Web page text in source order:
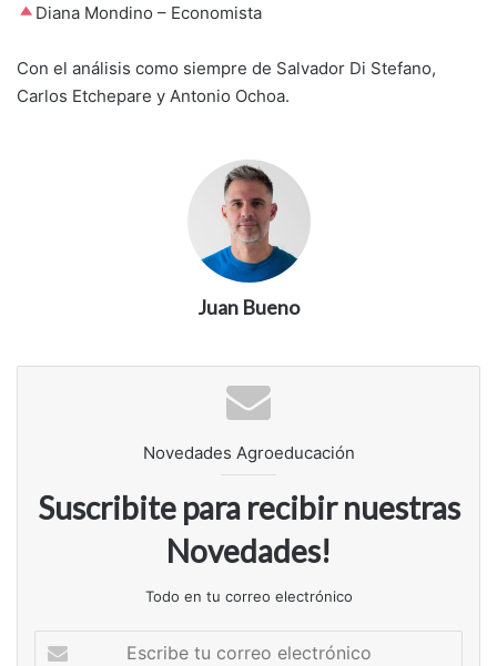
Diana Mondino – Economista
Con el análisis como siempre de Salvador Di Stefano,
Carlos Etchepare y Antonio Ochoa.
Juan Bueno
Novedades Agroeducación
Suscribite para recibir nuestras
Novedades!
Todo en tu correo electrónico